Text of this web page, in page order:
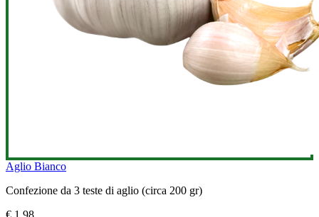
Aglio Bianco
Confezione da 3 teste di aglio (circa 200 gr)
€ 1,98